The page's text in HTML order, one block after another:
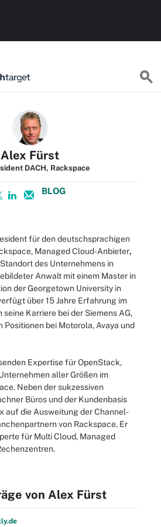
Alex Fürst
DACH, Rackspace
BLOG
für den deutschsprachigen
Managed Cloud-Anbieter,
des Unternehmens in
Anwalt mit einem Master in
der Georgetown University in
über 15 Jahre Erfahrung im
seine Karriere bei der Siemens AG,
bei Motorola, Avaya und
Expertise für OpenStack,
aller Größen im
Neben der sukzessiven
Büros und der Kundenbasis
auf die Ausweitung der Channel-
von Rackspace. Er
für Multi Cloud, Managed
von Alex Fürst
.de